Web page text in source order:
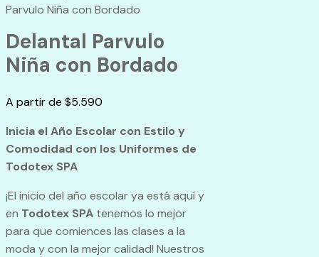
Parvulo Niña con Bordado
Delantal Parvulo
Niña con Bordado
A partir de $5.590
Inicia el Año Escolar con Estilo y
Comodidad con los Uniformes de
Todotex SPA
¡El inicio del año escolar ya está aquí y
en Todotex SPA tenemos lo mejor
para que comiences las clases a la
moda y con la mejor calidad! Nuestros